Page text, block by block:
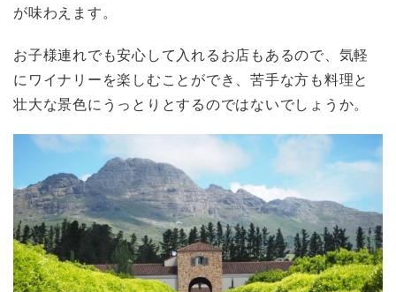
が味わえます。
お子様連れでも安心して入れるお店もあるので、気軽
にワイナリーを楽しむことができ、苦手な方も料理と
壮大な景色にうっとりとするのではないでしょうか。